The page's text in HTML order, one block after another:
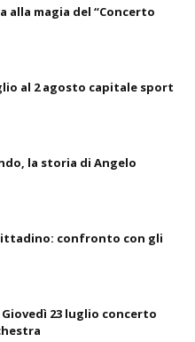
alla magia del “Concerto
al 2 agosto capitale sport
la storia di Angelo
confronto con gli
23 luglio concerto